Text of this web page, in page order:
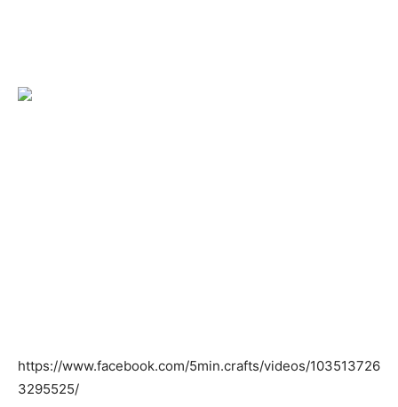
https://www.facebook.com/5min.crafts/videos/103513726
3295525/